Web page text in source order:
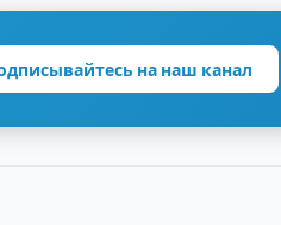
на наш канал